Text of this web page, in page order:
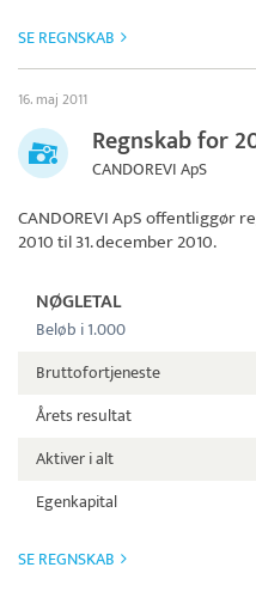
SE REGNSKAB
16. maj 2011
Regnskab for
CANDOREVI ApS
CANDOREVI ApSoffentliggør
2010 til 31. december 2010.
NØGLETAL
Beløb i 1.000
Bruttofortjeneste
Årets resultat
Aktiver i alt
Egenkapital
SE REGNSKAB